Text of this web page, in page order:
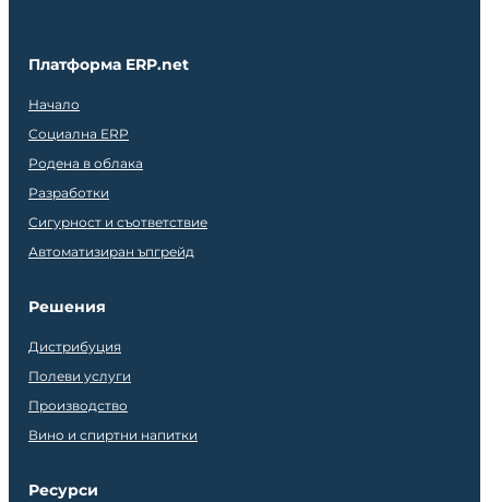
Платформа ERP.net
Начало
Социална ERP
Родена в облака
Разработки
Сигурност и съответствие
Автоматизиран ъпгрейд
Решения
Дистрибуция
Полеви услуги
Производство
Вино и спиртни напитки
Ресурси